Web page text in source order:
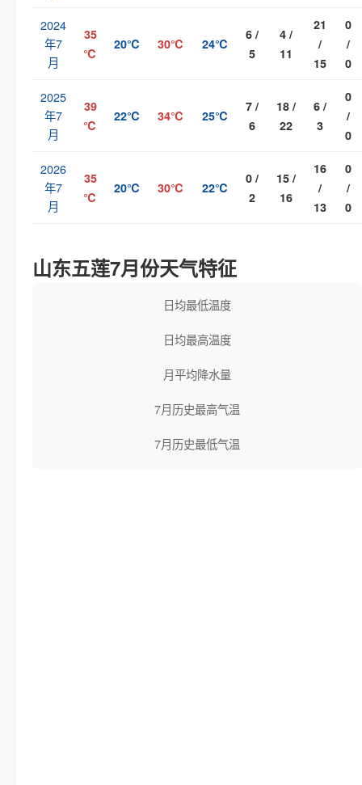
2024
年7
月
35
℃
20℃ 30℃ 24℃
6 /
5
4 /
11
21
/
15
0
/
0
2025
年7
月
39
℃
22℃ 34℃ 25℃
7 /
6
18 /
22
6 /
3
0
/
0
2026
年7
月
35
℃
20℃ 30℃ 22℃
0 /
2
15 /
16
16
/
13
0
/
0
山东五莲7月份天气特征
日均最低温度
日均最高温度
月平均降水量
7月历史最高气温
7月历史最低气温